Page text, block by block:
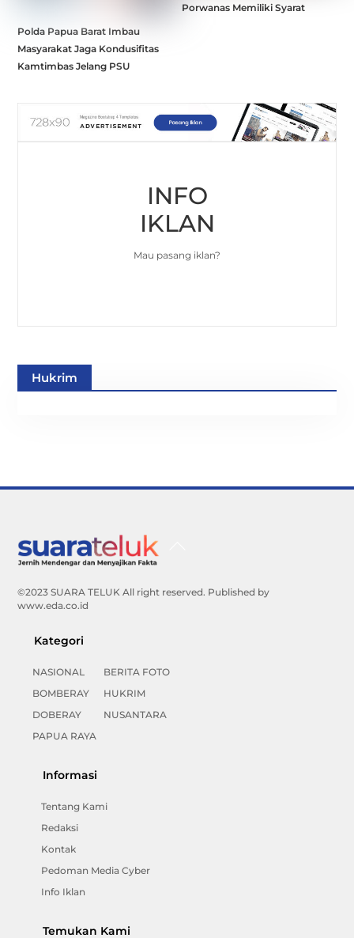
Polda Papua Barat Imbau
Masyarakat Jaga Kondusifitas
Kamtimbas Jelang PSU
Porwanas Memiliki Syarat
INFO
IKLAN
Mau pasang iklan?
Hukrim
©2023 SUARA TELUK All right reserved. Published by
www.eda.co.id
Kategori
NASIONAL
BOMBERAY
DOBERAY
PAPUA RAYA
BERITA FOTO
HUKRIM
NUSANTARA
Informasi
Tentang Kami
Redaksi
Kontak
Pedoman Media Cyber
Info Iklan
Temukan Kami